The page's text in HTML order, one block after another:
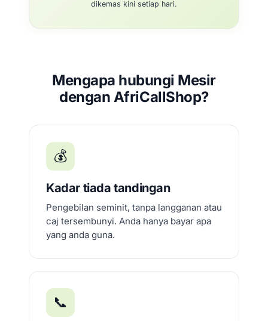
dikemas kini setiap hari.
Mengapa hubungi Mesir
dengan AfriCallShop?
💰
Kadar tiada tandingan
Pengebilan seminit, tanpa langganan atau
caj tersembunyi. Anda hanya bayar apa
yang anda guna.
📞